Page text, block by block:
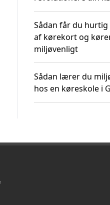
Sådan får du
af kørekort og
miljøvenligt
Sådan lærer du
hos en køreskole i